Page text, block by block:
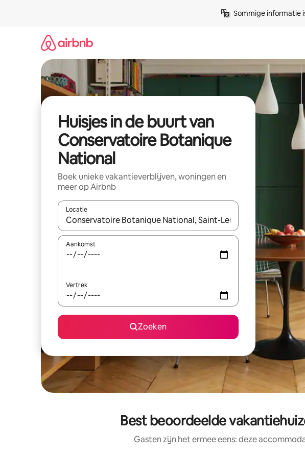
Sommige informatie
Huisjes in de buurt van
Conservatoire Botanique
National
Boek unieke vakantieverblijven, woningen en
meer op Airbnb
Locatie
Wanneer er suggesties beschikbaar zijn, maak je een keuze met je de
Aankomst
Vertrek
Zoeken
Best beoordeelde
Gasten zijn het ermee eens: deze